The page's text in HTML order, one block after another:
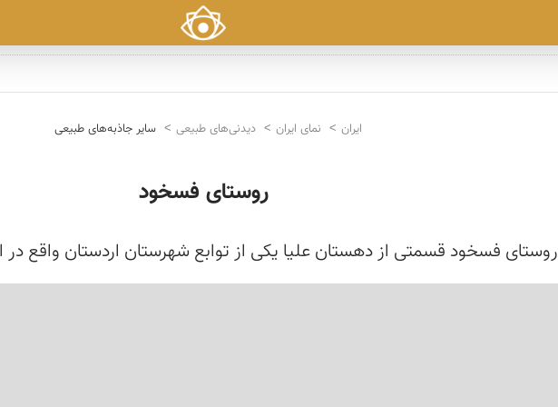
ایران نمای ایران دیدنی‌های طبیعی سایر جاذبه‌های طبیعی
روستای فسخود
روستای فسخود قسمتی از دهستان علیا یکی از توابع شهرستان اردستان واقع